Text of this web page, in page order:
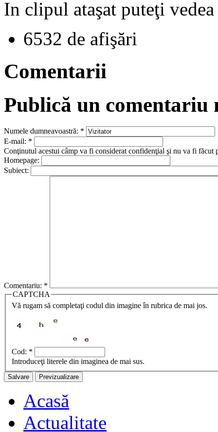
In clipul ataşat puteţi
6532 de afişări
Comentarii
Publică un comentariu
Numele dumneavoastră: *
E-mail: *
Conţinutul acestui câmp va fi considerat confidenţial şi nu va fi făcut
Homepage:
Subiect:
Comentariu: *
CAPTCHA
Vă rugam să completaţi codul din imagine în rubrica de mai jos.
Cod: *
Introduceţi literele din imaginea de mai sus.
Acasă
Actualitate